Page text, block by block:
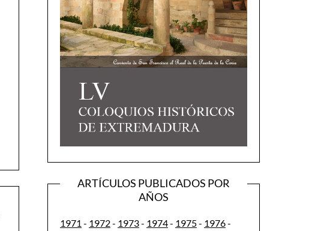
ARTÍCULOS PUBLICADOS POR
AÑOS
1971 - 1972- 1973- 1974- 1975- 1976-